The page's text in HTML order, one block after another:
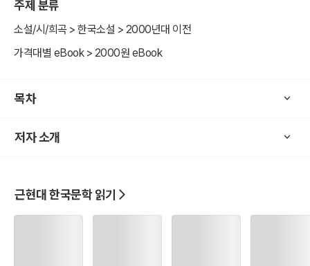
주제 분류
소설/시/희곡 > 한국소설 > 2000년대 이전
가격대별 eBook > 2000원 eBook
목차
저자 소개
근현대 한국문학 읽기